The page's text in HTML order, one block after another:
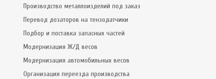
Производство металлоизделий под заказ
Перевод дозаторов на тензодатчики
Подбор и поставка запасных частей
Модернизация Ж/Д весов
Модернизация автомобильных весов
Организация переезда производства